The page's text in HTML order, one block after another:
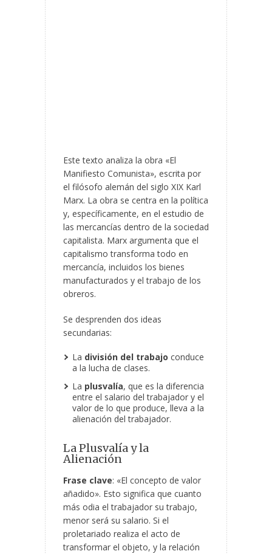
Este texto analiza la obra «El
Manifiesto Comunista», escrita por
el filósofo alemán del siglo XIX Karl
Marx. La obra se centra en la política
y, específicamente, en el estudio de
las mercancías dentro de la sociedad
capitalista. Marx argumenta que el
capitalismo transforma todo en
mercancía, incluidos los bienes
manufacturados y el trabajo de los
obreros.
Se desprenden dos ideas
secundarias:
La división del trabajo conduce
a la lucha de clases.
La plusvalía, que es la diferencia
entre el salario del trabajador y el
valor de lo que produce, lleva a la
alienación del trabajador.
La Plusvalía y la
Alienación
Frase clave: «El concepto de valor
añadido». Esto significa que cuanto
más odia el trabajador su trabajo,
menor será su salario. Si el
proletariado realiza el acto de
transformar el objeto, y la relación